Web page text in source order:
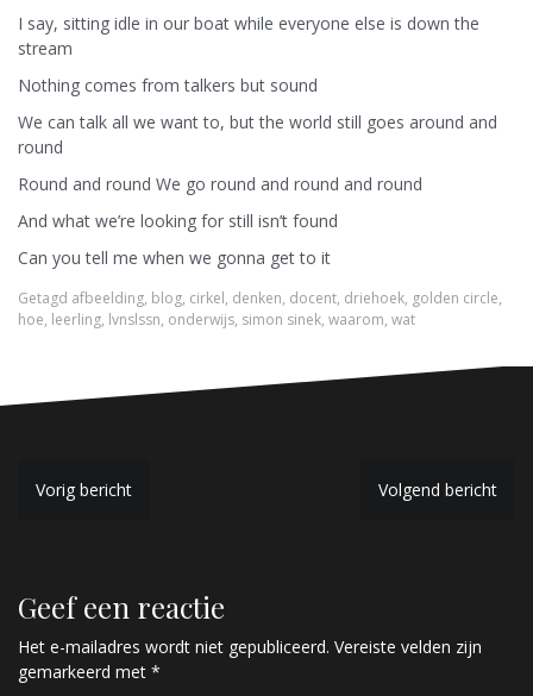
I say, sitting idle in our boat while everyone else is down the
stream
Nothing comes from talkers but sound
We can talk all we want to, but the world still goes around and
round
Round and round We go round and round and round
And what we’re looking for still isn’t found
Can you tell me when we gonna get to it
Getagd afbeelding, blog, cirkel, denken, docent, driehoek, golden circle,
hoe, leerling, lvnslssn, onderwijs, simon sinek, waarom, wat
B
i
c
Vorig bericht Volgend bericht
Geef een reactie
Het e-mailadres wordt niet gepubliceerd. Vereiste velden zijn
gemarkeerd met *